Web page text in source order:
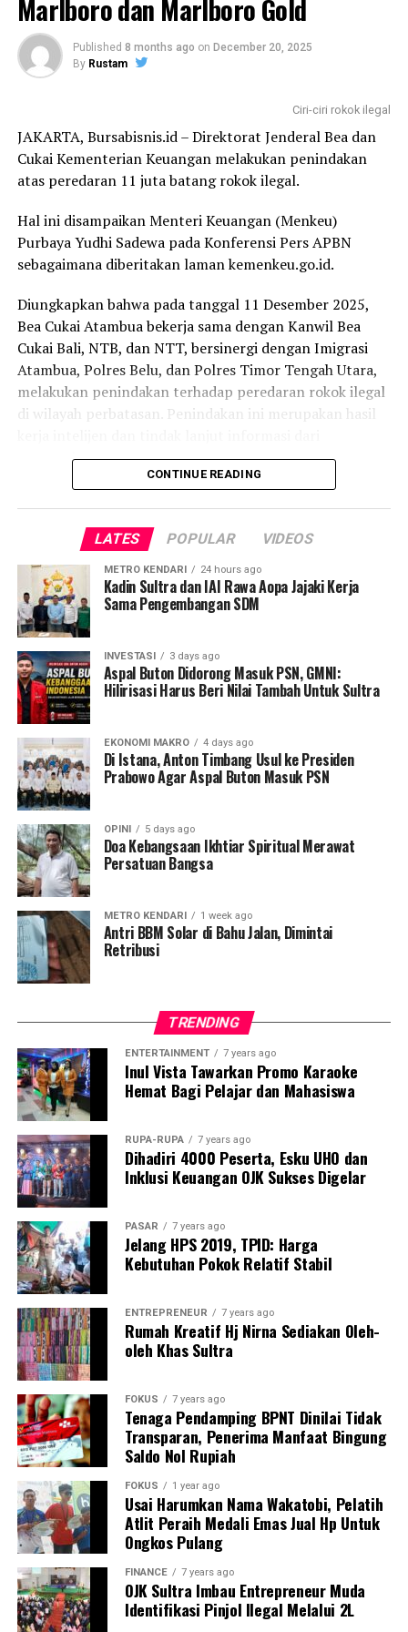
Indonesia yang tangguh, mandiri, dan sejahtera,”
tutupnya.
Laporan : Icha
Post Views: 342
untuk perbaikan ke depan, sebagaimana dilansir dari
laman kemenkeu.go.id.
Menkeu Purbaya mengapresiasi peran aktif dan kerja
berkontribusi dalam menjaga kondisi fiskal tetap sehat
dan berkesinambungan, meskipun situasi perekonomian
global masih diliputi ketidakpastian.
menyampaikan terima kasih kepada seluruh pegawai
Kementerian Keuangan atas kinerja, dedikasi dan
komitmen yang telah diberikan sepanjang tahun 2025.
Ia mengajak seluruh insan Kementerian Keuangan untuk
terus meningkatkan semangat dalam menyongsong
tahun mendatang.
Laporan : Tam
Marlboro dan Marlboro Gold
Published 8 months ago on December 20, 2025
By Rustam
Ciri-ciri rokok ilegal
JAKARTA, Bursabisnis.id – Direktorat Jenderal Bea dan
Cukai Kementerian Keuangan melakukan penindakan
atas peredaran 11 juta batang rokok ilegal.
Hal ini disampaikan Menteri Keuangan (Menkeu)
Purbaya Yudhi Sadewa pada Konferensi Pers APBN
sebagaimana diberitakan laman kemenkeu.go.id.
Diungkapkan bahwa pada tanggal 11 Desember 2025,
Bea Cukai Atambua bekerja sama dengan Kanwil Bea
Cukai Bali, NTB, dan NTT, bersinergi dengan Imigrasi
Atambua, Polres Belu, dan Polres Timor Tengah Utara,
melakukan penindakan terhadap peredaran rokok ilegal
di wilayah perbatasan. Penindakan ini merupakan hasil
masyarakat.
Timor Tengah Utara. Dari gudang tersebut, ditemukan
1.100 karton rokok merek Marlboro dan Marlboro Gold
yang diduga dilekati pita cukai palsu. Sebelumnya,
sebanyak 138.160 batang rokok ilegal juga telah
diamankan. Total keseluruhan barang bukti dari
rangkaian penindakan ini mencapai kurang lebih 11 juta
batang rokok ilegal.
Atas pengembangan kasus tersebut, tiga warga negara
asing (WNA) ditetapkan sebagai tersangka.
Penangkapan dilakukan secara sinergis di boarding
lounge keberangkatan luar negeri Bandara Soekarno-
Hatta saat ketiganya hendak meninggalkan Indonesia.
Saat ini, ketiga tersangka telah ditahan di Rutan
Salemba, Cabang Kantor Pusat DJBC, dan koordinasi
telah dilakukan dengan kedutaan besar negara asal
mereka di Indonesia.
Sumber : kemenkeu.go.id
Laporan : Tam
Post Views:
CONTINUE READING
LATES POPULAR VIDEOS
METRO KENDARI 24 hours ago
Kadin Sultra dan IAI Rawa Aopa Jajaki Kerja
Sama Pengembangan SDM
INVESTASI 3 days ago
Aspal Buton Didorong Masuk PSN, GMNI:
Hilirisasi Harus Beri Nilai Tambah Untuk Sultra
EKONOMI MAKRO 4 days ago
Di Istana, Anton Timbang Usul ke Presiden
Prabowo Agar Aspal Buton Masuk PSN
OPINI 5 days ago
Doa Kebangsaan Ikhtiar Spiritual Merawat
Persatuan Bangsa
METRO KENDARI 1 week ago
Antri BBM Solar di Bahu Jalan, Dimintai
Retribusi
TRENDING
ENTERTAINMENT 7 years ago
Inul Vista Tawarkan Promo Karaoke
Hemat Bagi Pelajar dan Mahasiswa
RUPA-RUPA 7 years ago
Dihadiri 4000 Peserta, Esku UHO dan
Inklusi Keuangan OJK Sukses Digelar
PASAR 7 years ago
Jelang HPS 2019, TPID: Harga
Kebutuhan Pokok Relatif Stabil
ENTREPRENEUR 7 years ago
Rumah Kreatif Hj Nirna Sediakan Oleh-
oleh Khas Sultra
FOKUS 7 years ago
Tenaga Pendamping BPNT Dinilai Tidak
Transparan, Penerima Manfaat Bingung
Saldo Nol Rupiah
FOKUS 1 year ago
Usai Harumkan Nama Wakatobi, Pelatih
Atlit Peraih Medali Emas Jual Hp Untuk
Ongkos Pulang
FINANCE 7 years ago
OJK Sultra Imbau Entrepreneur Muda
Identifikasi Pinjol Ilegal Melalui 2L